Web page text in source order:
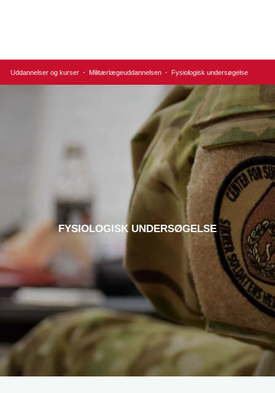
Uddannelser og kurser · Militærlægeuddannelsen · Fysiologisk undersøgelse
FYSIOLOGISK UNDERSØGELSE​